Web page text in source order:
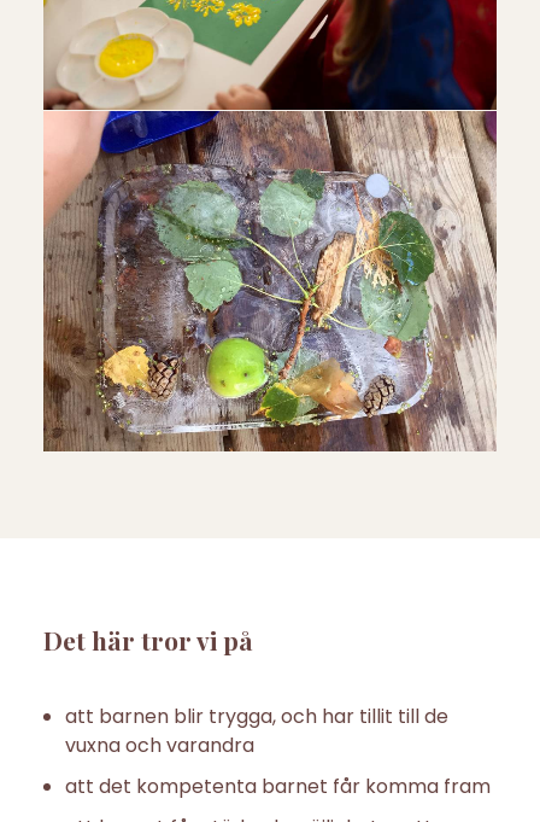
Det här tror vi på
att barnen blir trygga, och har tillit till de
vuxna och varandra
att det kompetenta barnet får komma fram